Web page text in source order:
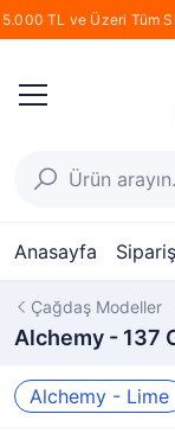
5.000 TL ve Üzeri Tüm
Anasayfa
Çağdaş Modeller
Alchemy - 137
Alchemy - Lime